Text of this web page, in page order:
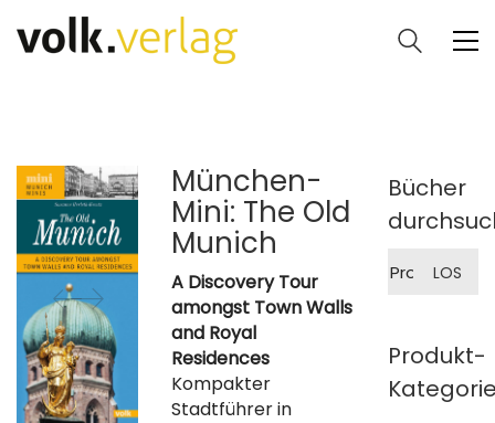
München-
Mini: The Old
Munich
A Discovery Tour
amongst Town Walls
and Royal
Residences
Kompakter
Stadtführer in
Bücher
nach:
LOS
Produkt-